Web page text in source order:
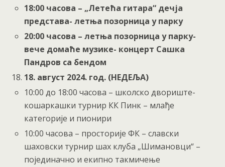
18:00 часова – „Летећа гитара“ дечја
представа- летња позорница у парку
20:00 часова – летња позорница у парку-
вече домаће музике- концерт Сашка
Пандров са бендом
18. август 2024. год. (НЕДЕЉА)
10:00 до 18:00 часова – школско двориште-
кошаркашки турнир КК Пинк – млађе
категорије и пионири
10:00 часова – просторије ФК – славски
шаховски турнир шах клуба „Шимановци“ –
појединачно и екипно такмичење